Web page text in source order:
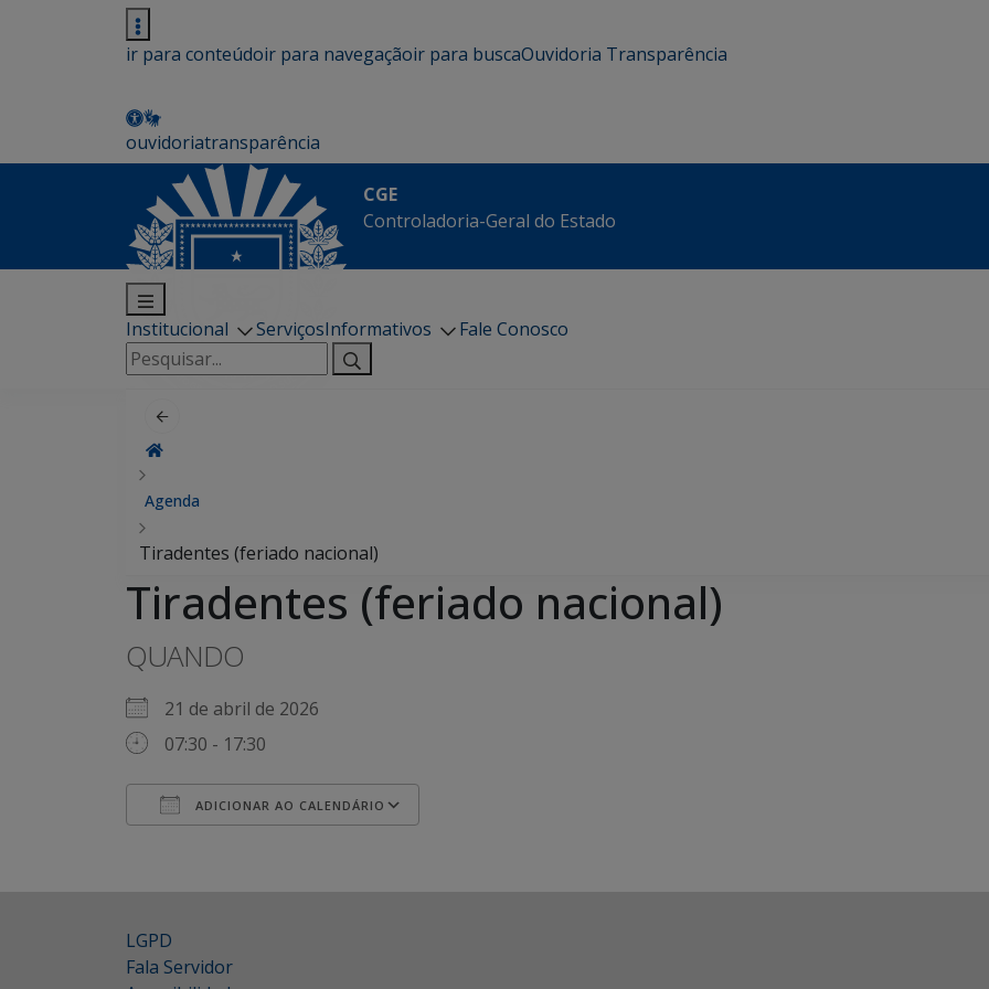
ir para conteúdoir para navegaçãoir para buscaOuvidoria Transparência
ouvidoriatransparência
CGE
Controladoria-Geral do Estado
Institucional ServiçosInformativos
Fale Conosco
Pesquisar
por:
Agenda
Tiradentes (feriado nacional)
Tiradentes (feriado nacional)
QUANDO
21 de abril de 2026
07:30 - 17:30
ADICIONAR AO CALENDÁRIO
LGPD
Fala Servidor